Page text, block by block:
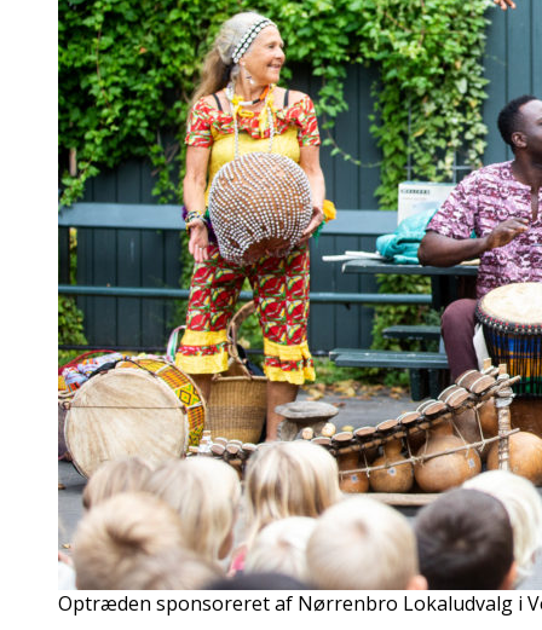
Optræden sponsoreret af Nørrenbro Lokaludvalg i